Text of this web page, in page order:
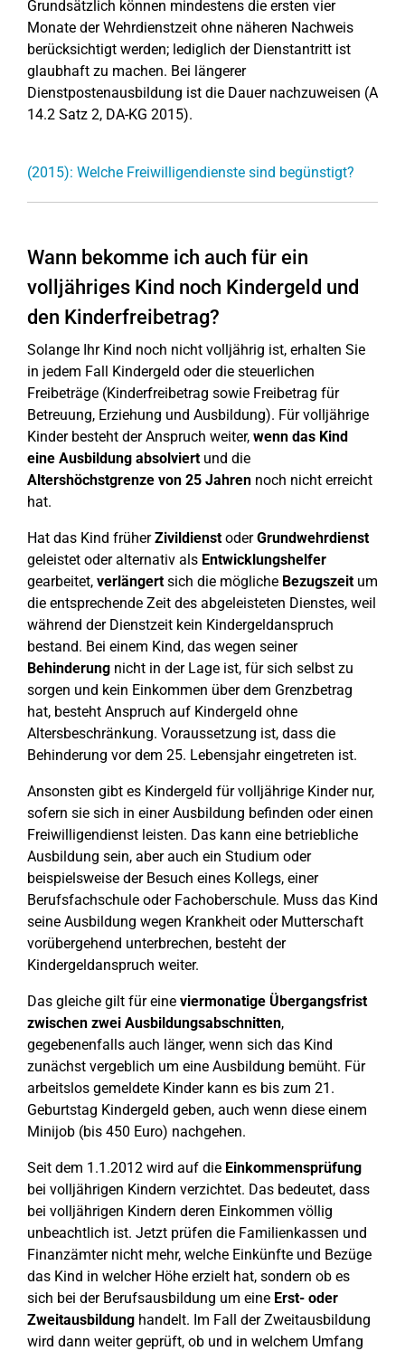
Grundsätzlich können mindestens die ersten vier
Monate der Wehrdienstzeit ohne näheren Nachweis
berücksichtigt werden; lediglich der Dienstantritt ist
glaubhaft zu machen. Bei längerer
Dienstpostenausbildung ist die Dauer nachzuweisen (A
14.2 Satz 2, DA-KG 2015).
(2015): Welche Freiwilligendienste sind begünstigt?
Wann bekomme ich auch für ein
volljähriges Kind noch Kindergeld und
den Kinderfreibetrag?
Solange Ihr Kind noch nicht volljährig ist, erhalten Sie
in jedem Fall Kindergeld oder die steuerlichen
Freibeträge (Kinderfreibetrag sowie Freibetrag für
Betreuung, Erziehung und Ausbildung). Für volljährige
Kinder besteht der Anspruch weiter, wenn das Kind
eine Ausbildung absolviertund die
Altershöchstgrenze von 25 Jahren noch nicht erreicht
hat.
Hat das Kind früherZivildienstoderGrundwehrdienst
geleistet oder alternativ als Entwicklungshelfer
gearbeitet, verlängertsich die mögliche Bezugszeitum
die entsprechende Zeit des abgeleisteten Dienstes, weil
während der Dienstzeit kein Kindergeldanspruch
bestand. Bei einem Kind, das wegen seiner
Behinderung nicht in der Lage ist, für sich selbst zu
sorgen und kein Einkommen über dem Grenzbetrag
hat, besteht Anspruch auf Kindergeld ohne
Altersbeschränkung. Voraussetzung ist, dass die
Behinderung vor dem 25. Lebensjahr eingetreten ist.
Ansonsten gibt es Kindergeld für volljährige Kinder nur,
sofern sie sich in einer Ausbildung befinden oder einen
Freiwilligendienst leisten. Das kann eine betriebliche
Ausbildung sein, aber auch ein Studium oder
beispielsweise der Besuch eines Kollegs, einer
Berufsfachschule oder Fachoberschule. Muss das Kind
seine Ausbildung wegen Krankheit oder Mutterschaft
vorübergehend unterbrechen, besteht der
Kindergeldanspruch weiter.
Das gleiche gilt für eine viermonatige Übergangsfrist
zwischen zwei Ausbildungsabschnitten,
gegebenenfalls auch länger, wenn sich das Kind
zunächst vergeblich um eine Ausbildung bemüht. Für
arbeitslos gemeldete Kinder kann es bis zum 21.
Geburtstag Kindergeld geben, auch wenn diese einem
Minijob (bis 450 Euro) nachgehen.
Seit dem 1.1.2012 wird auf die Einkommensprüfung
bei volljährigen Kindern verzichtet. Das bedeutet, dass
bei volljährigen Kindern deren Einkommen völlig
unbeachtlich ist. Jetzt prüfen die Familienkassen und
Finanzämter nicht mehr, welche Einkünfte und Bezüge
das Kind in welcher Höhe erzielt hat, sondern ob es
sich bei der Berufsausbildung um eine Erst- oder
Zweitausbildung handelt. Im Fall der Zweitausbildung
wird dann weiter geprüft, ob und in welchem Umfang